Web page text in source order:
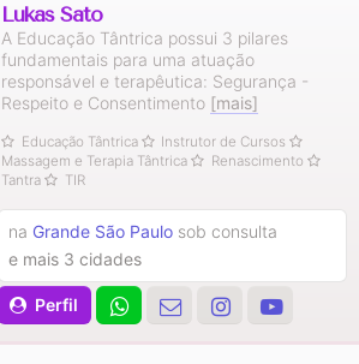
Lukas Sato
A Educação Tântrica possui 3 pilares
fundamentais para uma atuação
responsável e terapêutica: Segurança -
Respeito e Consentimento [mais]
Educação Tântrica
Instrutor de Cursos
Massagem e Terapia Tântrica
Renascimento
Tantra
TIR
Perfil
na Grande São Paulo sob consulta
e mais 3 cidades